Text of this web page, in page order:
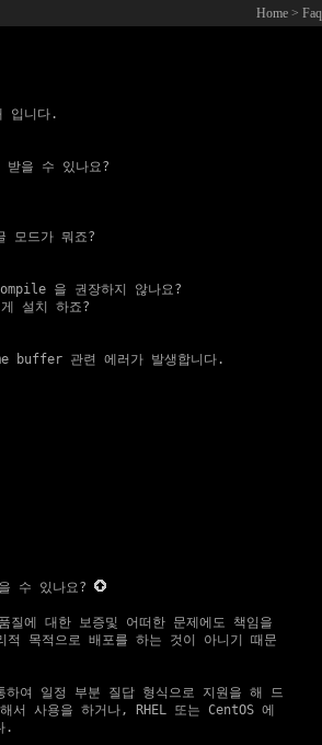
Home > Faq
입니다.
받을 수 있나요?
모드가 뭐죠?
을 권장하지 않나요?
설치 하죠?
관련 에러가 발생합니다.
수 있나요?
에 대한 보증및 어떠한 문제에도 책임을
목적으로 배포를 하는 것이 아니기 때문
하여 일정 부분 질답 형식으로 지원을 해 드
서 사용을 하거나, RHEL 또는 CentOS 에
.